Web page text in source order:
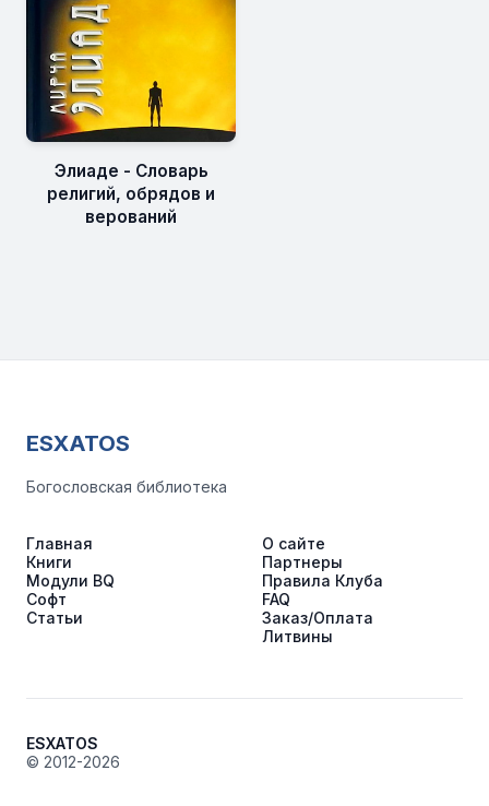
Элиаде - Словарь
религий, обрядов и
верований
ESXATOS
Богословская библиотека
Главная
Книги
Модули BQ
Софт
Статьи
О сайте
Партнеры
Правила Клуба
FAQ
Заказ/Оплата
Литвины
ESXATOS
© 2012-2026